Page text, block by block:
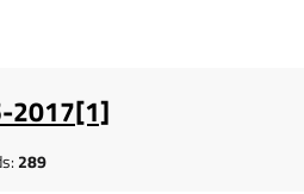
2017[1]
289